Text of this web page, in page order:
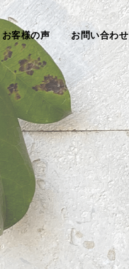
お客様の声 お問い合わせ